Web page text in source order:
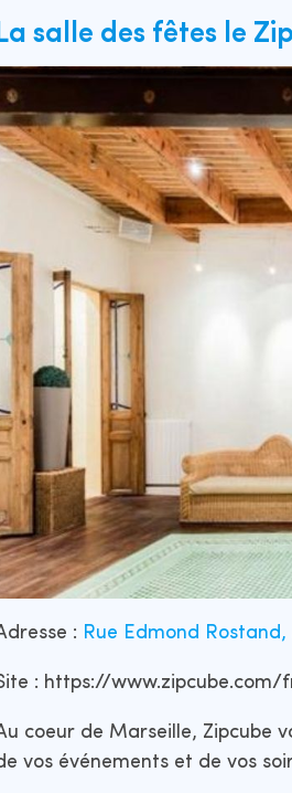
salle des fêtes le
: Rue Edmond
: https://www.zipcube.com/
coeur de Marseille, Zipcube
vos événements et de vos